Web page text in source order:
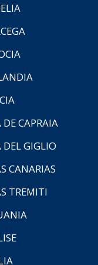
DE CAPRAIA
DEL GIGLIO
CANARIAS
TREMITI